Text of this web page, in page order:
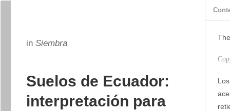
in Siembra
Suelos de Ecuador:
interpretación para